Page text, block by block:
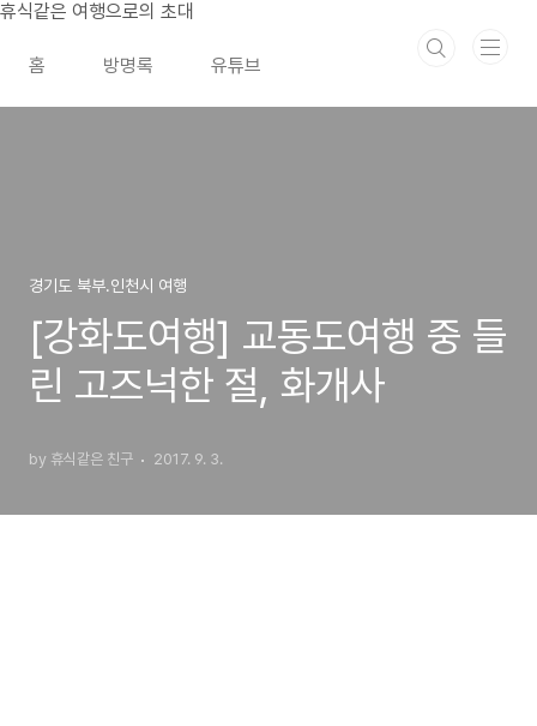
본문 바로가기
휴식같은 여행으로의 초대
홈 방명록 유튜브
경기도 북부.인천시 여행
[강화도여행] 교동도여행 중 들
린 고즈넉한 절, 화개사
by 휴식같은 친구 2017. 9. 3.